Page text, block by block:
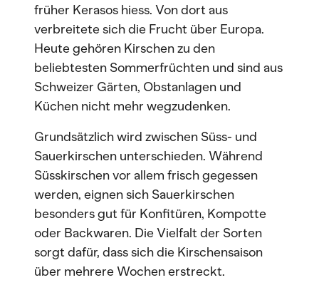
früher Kerasos hiess. Von dort aus
verbreitete sich die Frucht über Europa.
Heute gehören Kirschen zu den
beliebtesten Sommerfrüchten und sind aus
Schweizer Gärten, Obstanlagen und
Küchen nicht mehr wegzudenken.
Grundsätzlich wird zwischen Süss- und
Sauerkirschen unterschieden. Während
Süsskirschen vor allem frisch gegessen
werden, eignen sich Sauerkirschen
besonders gut für Konfitüren, Kompotte
oder Backwaren. Die Vielfalt der Sorten
sorgt dafür, dass sich die Kirschensaison
über mehrere Wochen erstreckt.